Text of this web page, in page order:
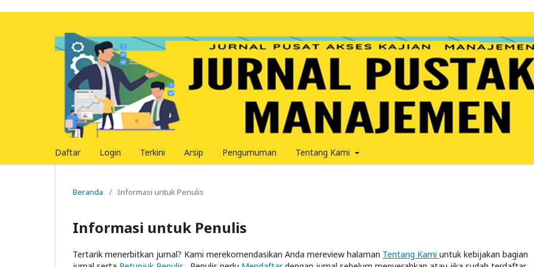
Daftar Login Terkini Arsip Pengumuman Tentang Kami
Beranda / Informasi untuk Penulis
Informasi untuk Penulis
Tertarik menerbitkan jurnal? Kami merekomendasikan Anda mereview halaman Tentang Kami untuk kebijakan bagian